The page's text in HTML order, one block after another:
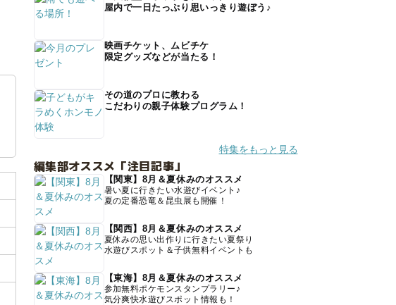
屋内で一日たっぷり思いっきり遊ぼう♪
映画チケット、ムビチケ
限定グッズなどが当たる！
その道のプロに教わる
こだわりの親子体験プログラム！
特集をもっと見る
編集部オススメ「注目記事」
【関東】8月＆夏休みのオススメ
暑い夏に行きたい水遊びイベント♪
夏の定番恐竜＆昆虫展も開催！
【関西】8月＆夏休みのオススメ
夏休みの思い出作りに行きたい夏祭り
水遊びスポット＆子供無料イベントも
【東海】8月＆夏休みのオススメ
参加無料ポケモンスタンプラリー♪
気分爽快水遊びスポット情報も！